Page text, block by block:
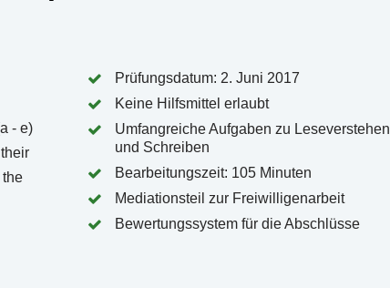
Prüfungsdatum: 2. Juni 2017
Keine Hilfsmittel erlaubt
Umfangreiche Aufgaben zu Leseverstehen
und Schreiben
Bearbeitungszeit: 105 Minuten
Mediationsteil zur Freiwilligenarbeit
Bewertungssystem für die Abschlüsse